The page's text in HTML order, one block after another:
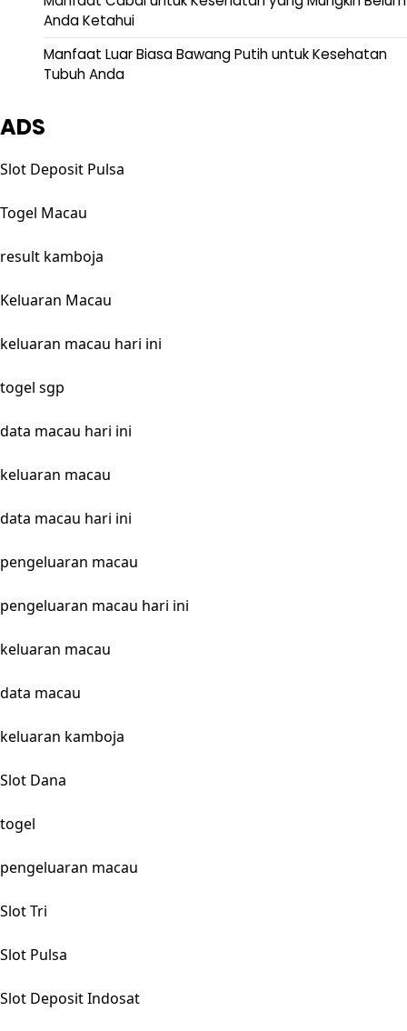
Anda Ketahui
Manfaat Luar Biasa Bawang Putih untuk Kesehatan
Tubuh Anda
ADS
Slot Deposit Pulsa
Togel Macau
result kamboja
Keluaran Macau
keluaran macau hari ini
togel sgp
data macau hari ini
keluaran macau
data macau hari ini
pengeluaran macau
pengeluaran macau hari ini
keluaran macau
data macau
keluaran kamboja
Slot Dana
togel
pengeluaran macau
Slot Tri
Slot Pulsa
Slot Deposit Indosat